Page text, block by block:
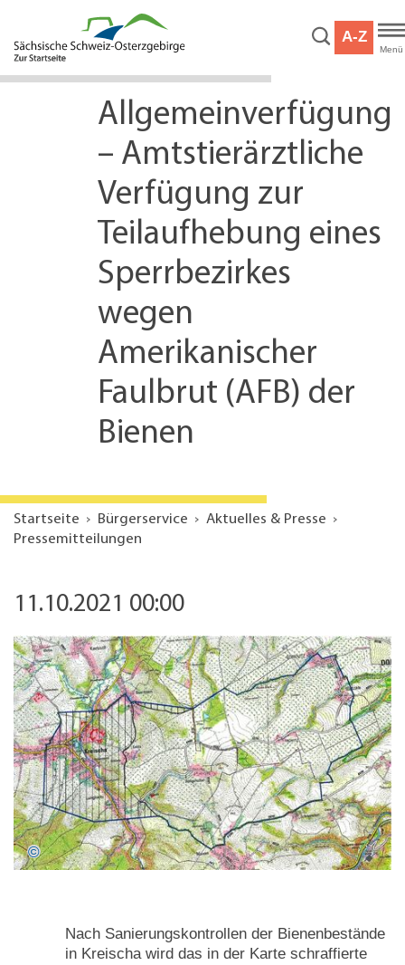
Hauptinhalt
Service
A-Z
Menü
Allgemeinverfügung
– Amtstierärztliche
Verfügung zur
Teilaufhebung eines
Sperrbezirkes
wegen
Amerikanischer
Faulbrut (AFB) der
Bienen
Startseite Bürgerservice
Aktuelles & Presse
Pressemitteilungen
11.10.2021 00:00
Nach Sanierungskontrollen der Bienenbestände
in Kreischa wird das in der Karte schraffierte